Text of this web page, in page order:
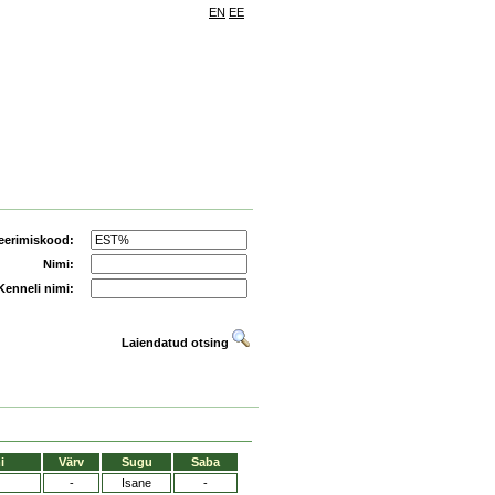
EN EE
Nimi:
nimi:
Laiendatud otsing
Värv Sugu
Saba
- Isane -